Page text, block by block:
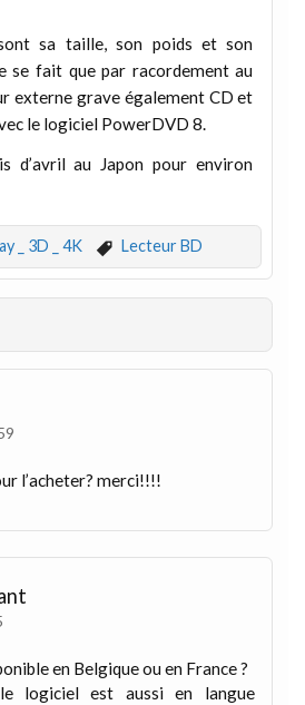
sa taille, son poids et son
se fait que par racordement au
externe grave également CD et
le logiciel PowerDVD 8.
d’avril au Japon pour environ
_ 3D _ 4K Lecteur BD
l’acheter? merci!!!!
en Belgique ou en France ?
logiciel est aussi en langue